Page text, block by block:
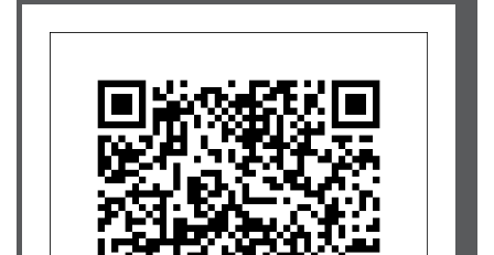
Ivana Busková... Přeji mnoho sil a splněné přání.
Sabina Schweinerová
Barbora Hlubučková... Pink Bubble
Kateřina Perglová Vaňková... Hodně síly a radosti!
Thomas Riefler, 2din.cz s.r.o... Pro Bublinky
Martina Bumbová... Bumbi